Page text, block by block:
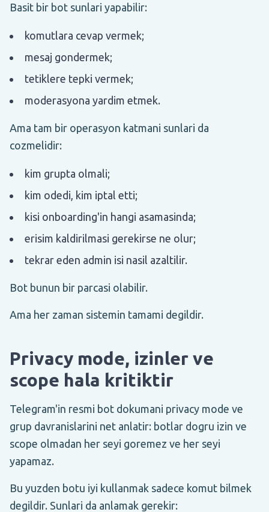
Basit bir bot sunlari yapabilir:
komutlara cevap vermek;
mesaj gondermek;
tetiklere tepki vermek;
moderasyona yardim etmek.
Ama tam bir operasyon katmani sunlari da
cozmelidir:
kim grupta olmali;
kim odedi, kim iptal etti;
kisi onboarding'in hangi asamasinda;
erisim kaldirilmasi gerekirse ne olur;
tekrar eden admin isi nasil azaltilir.
Bot bunun bir parcasi olabilir.
Ama her zaman sistemin tamami degildir.
Privacy mode, izinler ve
scope hala kritiktir
Telegram'in resmi bot dokumani privacy mode ve
grup davranislarini net anlatir: botlar dogru izin ve
scope olmadan her seyi goremez ve her seyi
yapamaz.
Bu yuzden botu iyi kullanmak sadece komut bilmek
degildir. Sunlari da anlamak gerekir: